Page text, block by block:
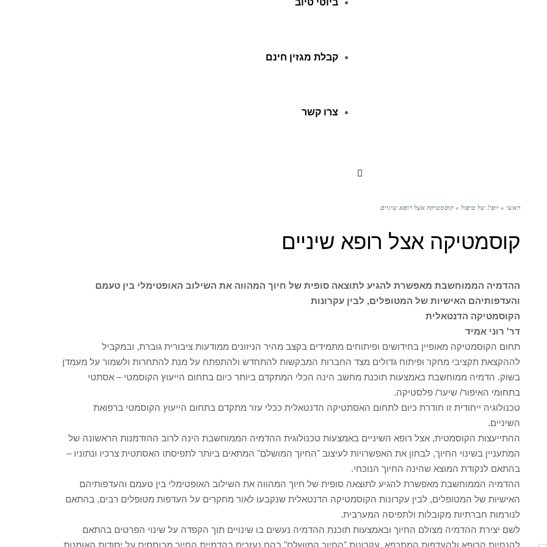
ביוטי טיוב
קבלת מגזין חינם
צרו קשר
ראשי » יופי! של טיפול » קוסמטיקה אצל רופא שיניים
קוסמטיקה אצל רופא שיניים
ההדמיה הממוחשבת מאפשרת להגיע לתוצאה סופית של חיוך המהווה את השילוב האופטימלי בין טעמם
והעדפותיהם האישיות של המטופלים, לבין עקרונות
הקוסמטיקה הדנטאלית
דר' רוני אמיד
תחום הקוסמטיקה מאופיין בחידושים ופיתוחים מתמידים בקצב מהיר הניזונים ממודעות ציבורית גוברת, ובמקביל
לההקצאת תקציבי מחקר ופיתוח גדולים מצד החברות המבקשות להתחדש ולהתפתח על מנת להתחרות ולשמור על מעמדן
בשוק. הדמיה ממוחשבת באמצעות תוכנת מחשב הינה הכלי המתקדם ביותר כיום בתחום הייעוץ הקוסמטי – אסתטי
בתחומי האיפור/ שיער/ פלסטיקה.
טכנולוגיה ייחודית זו חודרת כיום לתחום האסתטיקה הדנטאלית ככלי עזר מתקדם בתחום הייעוץ הקוסמטי ברפואת
השיניים.
ההתייעצות הקוסמטית, אצל רופא השיניים באמצעות טכנולוגית ההדמיה הממוחשבת הינה לרוב ההזדמנות הראשונה של
המתעניין בשינוי החיוך, לבחון את האפשרויות לעיצוב "החיוך המושלם" המתאים ביותר לתפיסתו האסתטית צרכיו ונתוניו –
בהתאם לנקודת המוצא שהינה החיוך הנוכחי.
ההדמיה הממוחשבת מאפשרת להגיע לתוצאה סופית של חיוך המהווה את השילוב האופטימלי בין טעמם והעדפותיהם
האישיות של המטופלים, לבין עקרונות הקוסמטיקה הדנטאלית שנקבעו לאור מחקרים על העדפות מטופלים רבים, בהתאם
לנורמות חברתיות מקובלות ולתפיסה המערבית.
לשם יצירת ההדמיה מצולם החיוך ובאמצעות תוכנת ההדמיה נעשים בו שינויים תוך הקפדה על שינוי הפרטים בהתאם
להנחיות הרופא ולהעדפות המתרפא, עקרונות "החיוך המושלם" בהם נעזרים בהדמיית החיוך מבוססים על יסודות האומנות